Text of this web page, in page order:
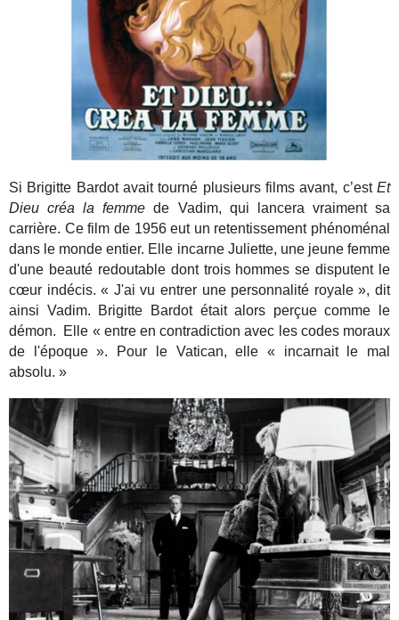
Si Brigitte Bardot avait tourné plusieurs films avant, c’est Et
Dieu créa la femmede Vadim, qui lancera vraiment sa
carrière. Ce film de 1956 eut un retentissement phénoménal
dans le monde entier. Elle incarne Juliette, une jeune femme
d'une beauté redoutable dont trois hommes se disputent le
cœur indécis. « J'ai vu entrer une personnalité royale », dit
ainsi Vadim. Brigitte Bardot était alors perçue comme le
démon. Elle « entre en contradiction avec les codes moraux
de l'époque ». Pour le Vatican, elle « incarnait le mal
absolu. »